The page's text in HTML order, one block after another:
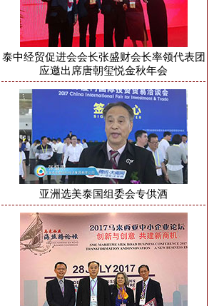
泰中经贸促进会会长张盛财会长率领代表团
应邀出席唐朝玺悦金秋年会
亚洲选美泰国组委会专供酒